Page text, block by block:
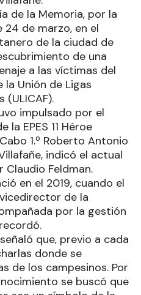
de la Memoria, por la
de marzo, en el
de la ciudad de
de una
a las víctimas del
Unión de Ligas
(ULICAF).
impulsado por el
EPES 11 Héroe
1.º Roberto Antonio
indicó el actual
Claudio Feldman.
en el 2019, cuando el
de la
por la gestión
que, previo a cada
donde se
de los campesinos. Por
se buscó que